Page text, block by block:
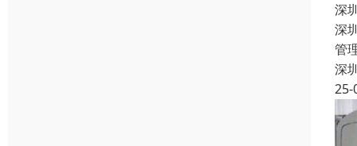
深
深
管
深
25-